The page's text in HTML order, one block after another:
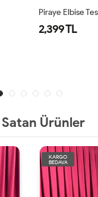
Piraye Elbise
2,399 TL
Ürünler
KARGO
BEDAVA